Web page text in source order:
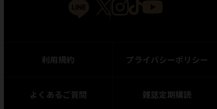
利用規約 プライバシーポリシー
よくあるご質問 雑誌定期購読